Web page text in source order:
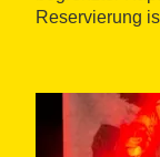
Reservierung